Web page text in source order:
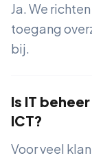
Ja. We
toegang
bij.
Is IT
ICT?
Voor veel